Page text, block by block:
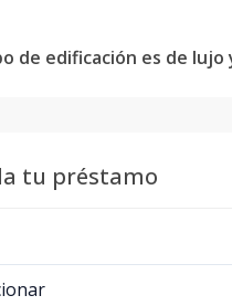
de edificación es de lujo
tu préstamo